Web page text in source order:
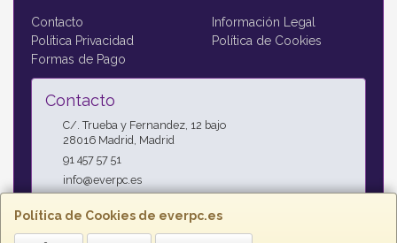
Política de Cookies de everpc.es
Contacto
Información Legal
Política Privacidad
Política de Cookies
Formas de Pago
Contacto
C/. Trueba y Fernandez, 12 bajo
28016 Madrid, Madrid
91 457 57 51
info@everpc.es
Horario